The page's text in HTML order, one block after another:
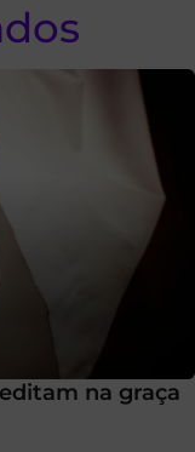
na graça